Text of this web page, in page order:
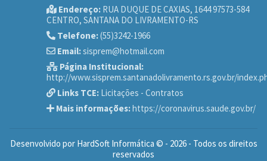
Endereço: RUA DUQUE DE CAXIAS, 1644 97573-584
CENTRO, SANTANA DO LIVRAMENTO-RS
Telefone:(55)3242-1966
Email:sisprem@hotmail.com
Página Institucional:
http://www.sisprem.santanadolivramento.rs.gov.br/
Links TCE: Licitações -Contratos
Mais informações:https://coronavirus.saude.gov.br/
Desenvolvido por HardSoft Informática © - 2026 - Todos os direitos
reservados